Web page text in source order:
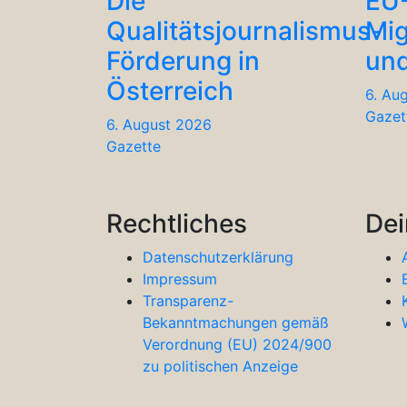
Qualitätsjournalismus-
Förderung in
Österreich
6. August 2026
Gazette
6.
Rechtliches
Datenschutzerklärung
Impressum
Transparenz-
Bekanntmachungen gemäß
Verordnung (EU) 2024/900
zu politischen Anzeige